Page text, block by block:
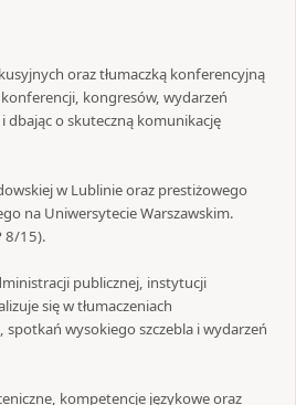
oraz tłumaczką konferencyjną
kongresów, wydarzeń
o skuteczną komunikację
w Lublinie oraz prestiżowego
na Uniwersytecie Warszawskim.
8/15).
publicznej, instytucji
się w tłumaczeniach
wysokiego szczebla i wydarzeń
kompetencje językowe oraz